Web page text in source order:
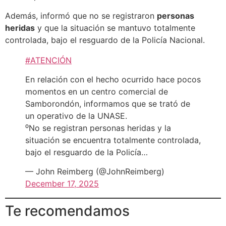
Además, informó que no se registraron personas
heridas y que la situación se mantuvo totalmente
controlada, bajo el resguardo de la Policía Nacional.
#ATENCIÓN
En relación con el hecho ocurrido hace pocos
momentos en un centro comercial de
Samborondón, informamos que se trató de
un operativo de la UNASE.
⁰No se registran personas heridas y la
situación se encuentra totalmente controlada,
bajo el resguardo de la Policía…
— John Reimberg (@JohnReimberg)
December 17, 2025
Te recomendamos